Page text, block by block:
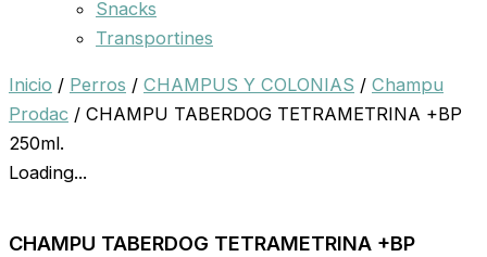
Snacks
Transportines
Inicio / Perros / CHAMPUS Y COLONIAS / Champu
Prodac / CHAMPU TABERDOG TETRAMETRINA +BP
250ml.
Loading...
CHAMPU TABERDOG TETRAMETRINA +BP